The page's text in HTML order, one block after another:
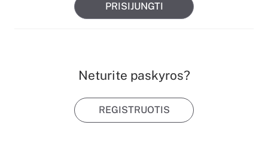
PRISIJUNGTI
Neturite paskyros?
REGISTRUOTIS